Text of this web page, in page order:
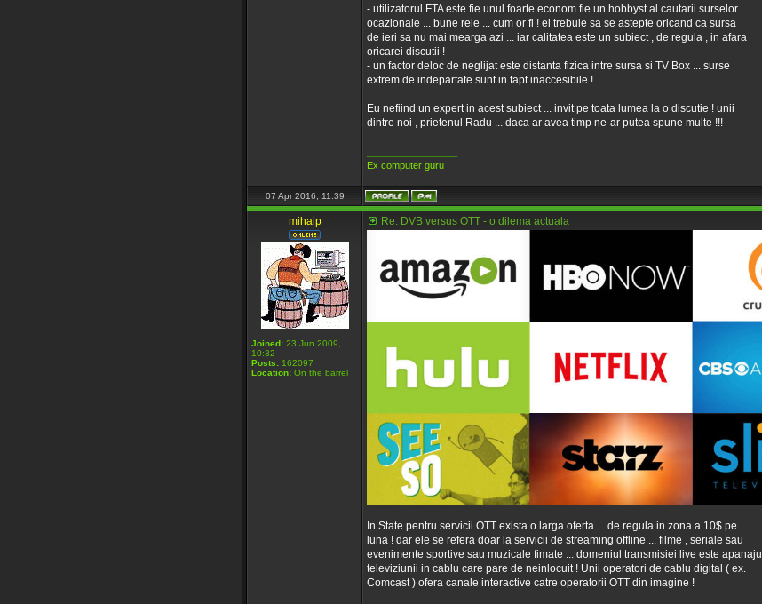
- utilizatorul FTA este fie unul foarte econom fie un hobbyst al cautarii surselor
ocazionale ... bune rele ... cum or fi ! el trebuie sa se astepte oricand ca sursa
de ieri sa nu mai mearga azi ... iar calitatea este un subiect , de regula , in afara
oricarei discutii !
- un factor deloc de neglijat este distanta fizica intre sursa si TV Box ... surse
extrem de indepartate sunt in fapt inaccesibile !
Eu nefiind un expert in acest subiect ... invit pe toata lumea la o discutie ! unii
dintre noi , prietenul Radu ... daca ar avea timp ne-ar putea spune multe !!!
Ex computer guru !
07 Apr 2016, 11:39
mihaip
Joined: 23 Jun 2009,
10:32
Posts: 162097
Location: On the barrel
Re: DVB versus OTT - o dilema actuala
In State pentru servicii OTT exista o larga oferta ... de regula in zona a 10$ pe
luna ! dar ele se refera doar la servicii de streaming offline ... filme , seriale sau
evenimente sportive sau muzicale fimate ... domeniul transmisiei live este apanajul
televiziunii in cablu care pare de neinlocuit ! Unii operatori de cablu digital ( ex.
Comcast ) ofera canale interactive catre operatorii OTT din imagine !